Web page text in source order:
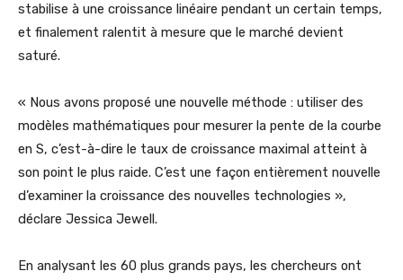
stabilise à une croissance linéaire pendant un certain temps,
et finalement ralentit à mesure que le marché devient
saturé.
« Nous avons proposé une nouvelle méthode : utiliser des
modèles mathématiques pour mesurer la pente de la courbe
en S, c’est-à-dire le taux de croissance maximal atteint à
son point le plus raide. C’est une façon entièrement nouvelle
d’examiner la croissance des nouvelles technologies »,
déclare Jessica Jewell.
En analysant les 60 plus grands pays, les chercheurs ont